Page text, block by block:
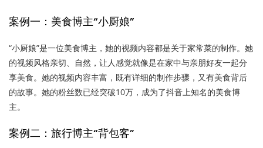
案例一：美食博主“小厨娘”
“小厨娘”是一位美食博主，她的视频内容都是关于家常菜的制作。她
的视频风格亲切、自然，让人感觉就像是在家中与亲朋好友一起分
享美食。她的视频内容丰富，既有详细的制作步骤，又有美食背后
的故事。她的粉丝数已经突破10万，成为了抖音上知名的美食博
主。
案例二：旅行博主“背包客”